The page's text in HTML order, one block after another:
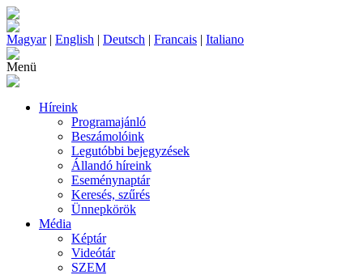
Magyar| English | Deutsch | Francais | Italiano
Menü
Híreink
Programajánló
Beszámolóink
Legutóbbi bejegyzések
Állandó híreink
Eseménynaptár
Keresés, szűrés
Ünnepkörök
Média
Képtár
Videótár
SZEM